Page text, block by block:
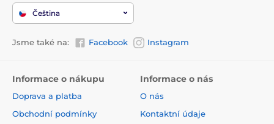
Čeština
Jsme také na: Facebook Instagram
Informace o nákupu
Doprava a platba
Obchodní podmínky
Informace o nás
O nás
Kontaktní údaje